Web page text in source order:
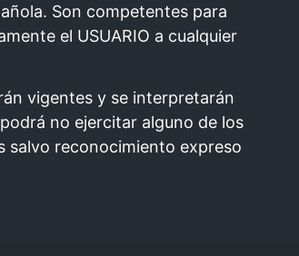
Son competentes para
el USUARIO a cualquier
vigentes y se interpretarán
no ejercitar alguno de los
salvo reconocimiento expreso